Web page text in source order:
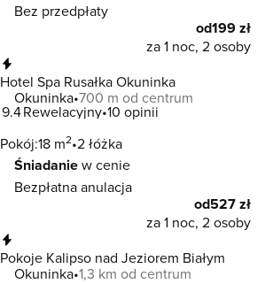
Bez przedpłaty
od199 zł
za 1 noc, 2 osoby
Hotel Spa Rusałka Okuninka
Okuninka 700 m od centrum
9.4Rewelacyjny 10 opinii
Pokój:18 m2 2 łóżka
Śniadaniew cenie
Bezpłatna anulacja
od527 zł
za 1 noc, 2 osoby
Pokoje Kalipso nad Jeziorem Białym
Okuninka 1,3 km od centrum